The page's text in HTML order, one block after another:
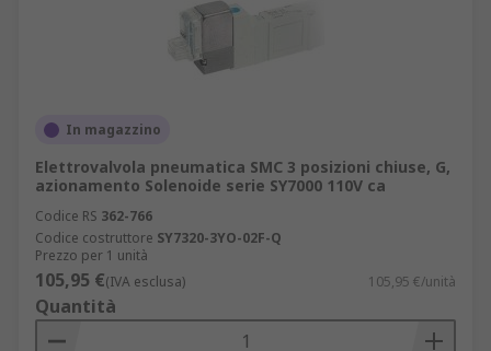
In magazzino
Elettrovalvola pneumatica SMC 3 posizioni chiuse, G,
azionamento Solenoide serie SY7000 110V ca
Codice RS 362-766
Codice costruttore SY7320-3YO-02F-Q
Prezzo per 1 unità
105,95 €(IVA esclusa) 105,95 €/unità
Quantità